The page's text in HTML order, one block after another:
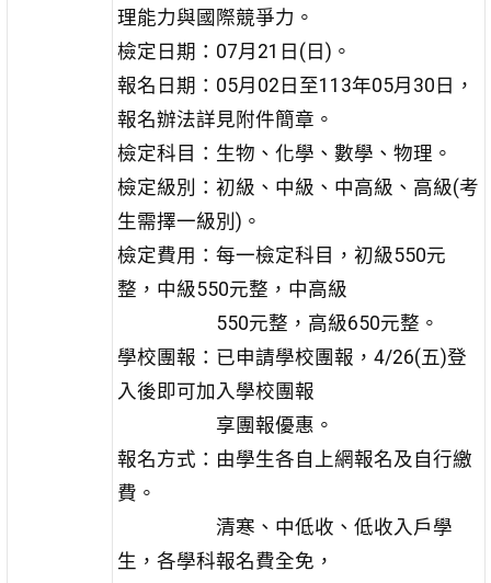
理能力與國際競爭力。
檢定日期：07月21日(日)。
報名日期：05月02日至113年05月30日，
報名辦法詳見附件簡章。
檢定科目：生物、化學、數學、物理。
檢定級別：初級、中級、中高級、高級(考
生需擇一級別)。
檢定費用：每一檢定科目，初級550元
整，中級550元整，中高級
550元整，高級650元整。
學校團報：已申請學校團報，4/26(五)登
入後即可加入學校團報
享團報優惠。
報名方式：由學生各自上網報名及自行繳
費。
清寒、中低收、低收入戶學
生，各學科報名費全免，